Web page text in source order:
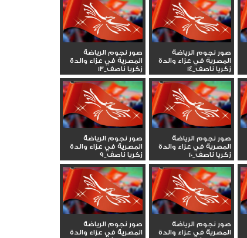
صور نجوم الرياضة
المصرية في عزاء والدة
زكريا ناصف_14
صور نجوم الرياضة
المصرية في عزاء والدة
زكريا ناصف_13
صور نجوم الرياضة
المصرية في عزاء والدة
زكريا ناصف_10
صور نجوم الرياضة
المصرية في عزاء والدة
زكريا ناصف_9
صور نجوم الرياضة
المصرية في عزاء والدة
صور نجوم الرياضة
المصرية في عزاء والدة